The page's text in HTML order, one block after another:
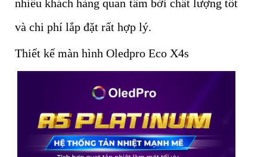
nhiều khách hàng quan tâm bởi chất lượng tốt
và chi phí lắp đặt rất hợp lý.
Thiết kế màn hình Oledpro Eco X4s